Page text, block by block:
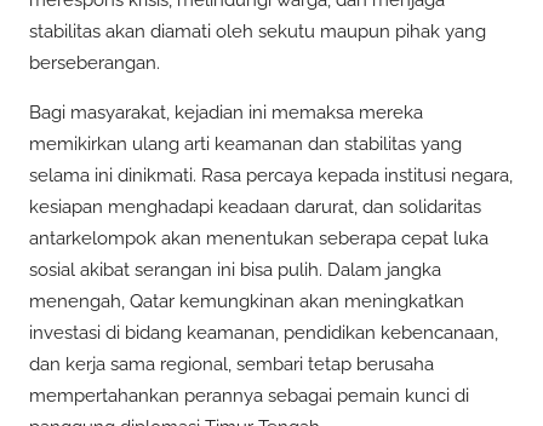
stabilitas akan diamati oleh sekutu maupun pihak yang
berseberangan.
Bagi masyarakat, kejadian ini memaksa mereka
memikirkan ulang arti keamanan dan stabilitas yang
selama ini dinikmati. Rasa percaya kepada institusi negara,
kesiapan menghadapi keadaan darurat, dan solidaritas
antarkelompok akan menentukan seberapa cepat luka
sosial akibat serangan ini bisa pulih. Dalam jangka
menengah, Qatar kemungkinan akan meningkatkan
investasi di bidang keamanan, pendidikan kebencanaan,
dan kerja sama regional, sembari tetap berusaha
mempertahankan perannya sebagai pemain kunci di